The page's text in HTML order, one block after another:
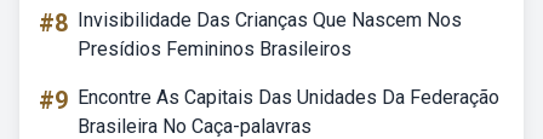
#8 Invisibilidade Das Crianças Que Nascem Nos
Presídios Femininos Brasileiros
#9 Encontre As Capitais Das Unidades Da Federação
Brasileira No Caça-palavras